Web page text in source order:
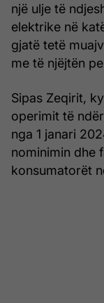
një ulje të
elektrike në
gjatë tetë
me të njëjtën
Sipas Zeqirit,
operimit të
nga 1 janari
nominimin dhe
konsumatorët